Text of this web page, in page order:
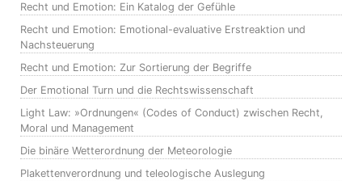
Recht und Emotion: Ein Katalog der Gefühle
Recht und Emotion: Emotional-evaluative Erstreaktion und
Nachsteuerung
Recht und Emotion: Zur Sortierung der Begriffe
Der Emotional Turn und die Rechtswissenschaft
Light Law: »Ordnungen« (Codes of Conduct) zwischen Recht,
Moral und Management
Die binäre Wetterordnung der Meteorologie
Plakettenverordnung und teleologische Auslegung